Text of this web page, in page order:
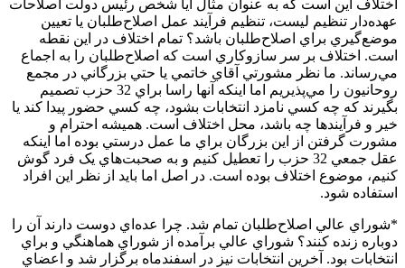
اختلاف اين است که به عنوان مثال آيا شخص رئيس دولت اصلاحات
عهده‌دار تنظيم ليست، تنظيم فرآيند عمل اصلاح‌طلبان يا تعيين
موضع‌گيري براي اصلاح‌طلبان باشد؟ تمام اختلاف در اين نقطه
است. اختلاف بر سر سازوکاري است که اصلاح‌طلبان را به اجماع
مي‌رساند. ما نظر مشورتي آقاي خاتمي يا حتي بزرگاني در مجمع
روحانيون را مي‌پذيريم اما اينکه آنها راسا براي 32 حزب تصميم
بگيرند که چه کسي نامزد انتخابات بشود، چه کسي حضور پيدا کند يا
خير و فرآيند‌ها چه باشد، محل اختلاف است. هميشه احترام و
مشورت گرفتن از اين بزرگان براي ما عمل درستي بوده اما اينکه
عقل جمعي 32 حزب را تعطيل کنيم و به صحبت‌هاي يک فرد گوش
کنيم، موضوع اختلاف بوده است. در اصل اما بايد از نظر اين افراد
استفاده شود.
*شوراي عالي اصلاح‌طلبان تمام شد. چرا عده‌اي دوست دارند آن را
دوباره زنده کنند؟ شوراي عالي برآمده از شوراي هماهنگي و براي
انتخابات بود. آخرين انتخابات نيز در اسفندماه برگزار شد و اعضاي